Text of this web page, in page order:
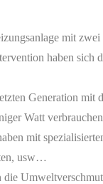
mit
haben sich
Generation mit
Watt
mit
usw…